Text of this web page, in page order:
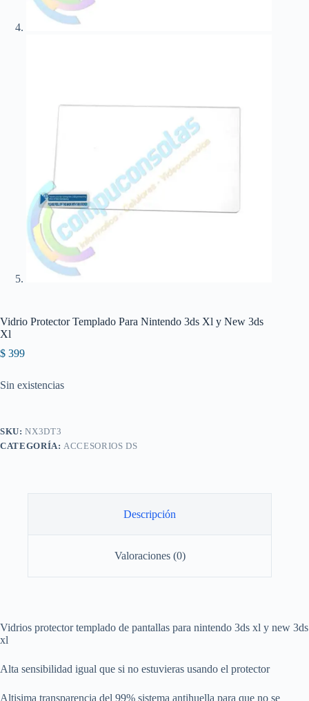
Vidrio Protector Templado Para Nintendo 3ds Xl y New 3ds
Xl
$ 399
Sin existencias
SKU:NX3DT3
CATEGORÍA: ACCESORIOS DS
Descripción
Valoraciones (0)
Vidrios protector templado de pantallas para nintendo 3ds xl y new 3ds
xl
Alta sensibilidad igual que si no estuvieras usando el protector
Altisima transparencia del 99% sistema antihuella para que no se